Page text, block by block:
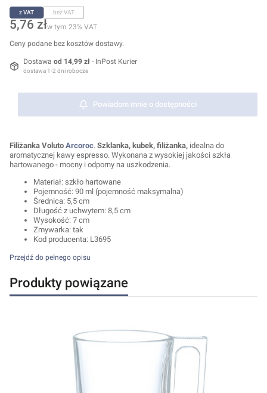
z VAT bez VAT
Cena
5,76 złw tym 23% VAT
w tym 23% VAT
Ceny podane bez kosztów dostawy.
Dostawa od 14,99 zł - InPost Kurier
dostawa 1-2 dni robocze
Powiadom mnie o dostępności
Filiżanka Voluto Arcoroc. Szklanka, kubek, filiżanka, idealna do
aromatycznej kawy espresso. Wykonana z wysokiej jakości szkła
hartowanego - mocny i odporny na uszkodzenia.
Materiał: szkło hartowane
Pojemność: 90 ml (pojemność maksymalna)
Średnica: 5,5 cm
Długość z uchwytem: 8,5 cm
Wysokość: 7 cm
Zmywarka: tak
Kod producenta: L3695
Przejdź do pełnego opisu
Produkty powiązane